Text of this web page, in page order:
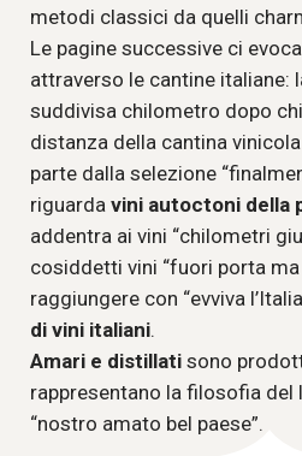
metodi classici da quelli
Le pagine successive ci
attraverso le cantine italiane:
suddivisa chilometro dopo
distanza della cantina
parte dalla selezione
riguarda vini autoctoni della
addentra ai vini “chilometri
cosiddetti vini “fuori porta ma
raggiungere con “evviva
di vini italiani.
Amari e distillati sono
rappresentano la filosofia del
“nostro amato bel paese”.